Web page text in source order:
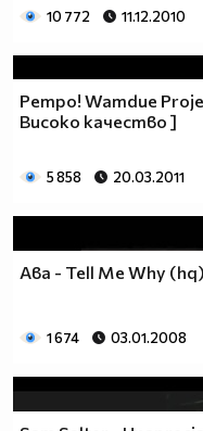
10 772 11.12.2010
Ретро! Wamdue
Високо качество ]
5 858 20.03.2011
Aвa - Tell Me Why (hq)
1 674 03.01.2008